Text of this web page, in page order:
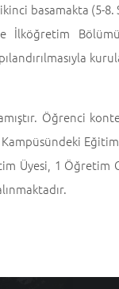
basamakta (5-8.
İlköğretim
Öğrenci
Üyesi, 1 Öğretim